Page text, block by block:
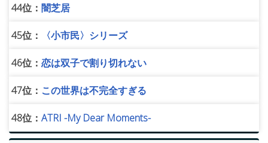
44位： 闇芝居
45位： 〈小市民〉シリーズ
46位： 恋は双子で割り切れない
47位： この世界は不完全すぎる
48位： ATRI -My Dear Moments-